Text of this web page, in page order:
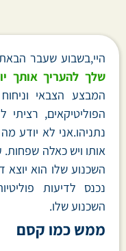
היי,בשבוע שעבר
שלך להעריך אותך
המבצע הצבאי
הפוליטיקאים,
נתניהו.אני לא יודע
אותו ויש כאלה
השכנוע שלו הוא
נכנס לדיעות
השכנוע שלו.
ממש כמו קסם